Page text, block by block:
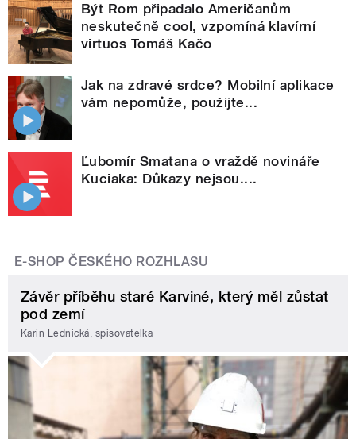
Být Rom připadalo Američanům
neskutečně cool, vzpomíná klavírní
virtuos Tomáš Kačo
Jak na zdravé srdce? Mobilní aplikace
vám nepomůže, použijte...
Ľubomír Smatana o vraždě novináře
Kuciaka: Důkazy nejsou....
E-SHOP ČESKÉHO ROZHLASU
Závěr příběhu staré Karviné, který měl zůstat
pod zemí
Karin Lednická, spisovatelka